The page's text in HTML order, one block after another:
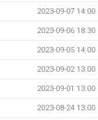
2023-09-07 14:00
2023-09-06 18:30
2023-09-05 14:00
2023-09-02 13:00
2023-09-01 13:00
2023-08-24 13:00